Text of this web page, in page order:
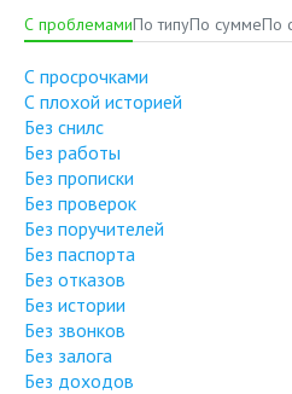
С проблемамиПо типуПо суммеПо
С просрочками
С плохой историей
Без снилс
Без работы
Без прописки
Без проверок
Без поручителей
Без паспорта
Без отказов
Без истории
Без звонков
Без залога
Без доходов